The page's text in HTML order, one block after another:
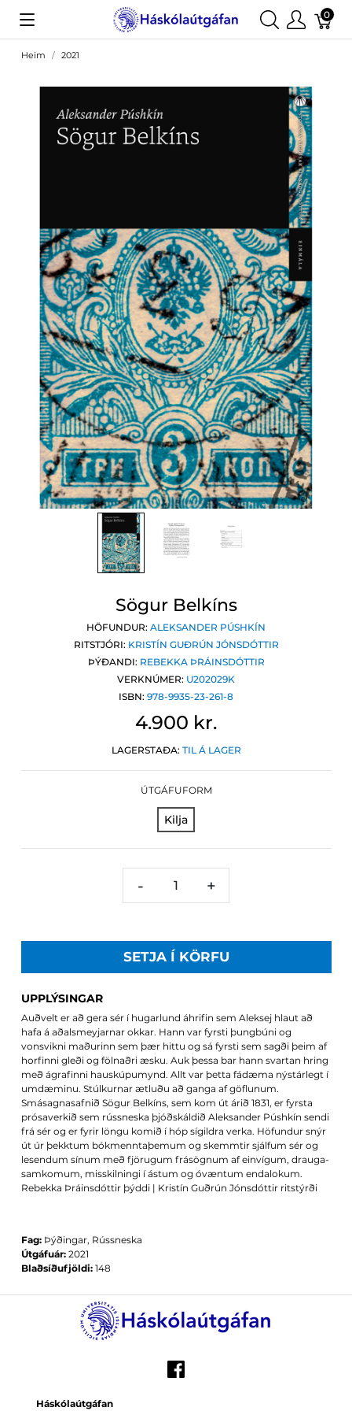
0
Heim 2021
Sögur Belkíns
HÖFUNDUR: ALEKSANDER PÚSHKÍN
RITSTJÓRI: KRISTÍN GUÐRÚN JÓNSDÓTTIR
ÞÝÐANDI: REBEKKA ÞRÁINSDÓTTIR
VERKNÚMER: U202029K
ISBN: 978-9935-23-261-8
4.900 kr.
LAGERSTAÐA: TIL Á LAGER
ÚTGÁFUFORM
Kilja
- +
SETJA Í KÖRFU
UPPLÝSINGAR
Auðvelt er að gera sér í hugarlund áhrifin sem Aleksej hlaut að
hafa á aðalsmeyjarnar okkar. Hann var fyrsti þungbúni og
vonsvikni maðurinn sem þær hittu og sá fyrsti sem sagði þeim af
horfinni gleði og fölnaðri æsku. Auk þessa bar hann svartan hring
með ágrafinni hauskúpumynd. Allt var þetta fádæma nýstárlegt í
umdæminu. Stúlkurnar ætluðu að ganga af göflunum.
Smásagnasafnið Sögur Belkíns, sem kom út árið 1831, er fyrsta
prósaverkið sem rússneska þjóðskáldið Aleksander Púshkín sendi
frá sér og er fyrir löngu komið í hóp sígildra verka. Höfundur snýr
út úr þekktum bókmenntaþemum og skemmtir sjálfum sér og
lesendum sínum með fjörugum frásögnum af einvígum, drauga­
samkomum, misskilningi í ástum og óvæntum endalokum.
Rebekka Þráinsdóttir þýddi | Kristín Guðrún Jónsdóttir ritstýrði
Fag: Þýðingar, Rússneska
Útgáfuár: 2021
Blaðsíðufjöldi: 148
Háskólaútgáfan